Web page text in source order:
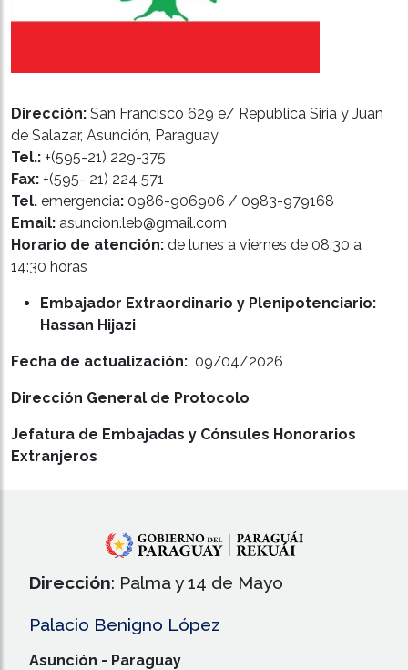
Dirección: San Francisco 629 e/ República Siria y Juan
de Salazar, Asunción, Paraguay
Tel.: +(595-21) 229-375
Fax: +(595- 21) 224 571
Tel. emergencia: 0986-906906 / 0983-979168
Email: asuncion.leb@gmail.com
Horario de atención: de lunes a viernes de 08:30 a
14:30 horas
Embajador Extraordinario y Plenipotenciario:
Hassan Hijazi
Fecha de actualización: 09/04/2026
Dirección General de Protocolo
Jefatura de Embajadas y Cónsules Honorarios
Extranjeros
Dirección: Palma y 14 de Mayo
Palacio Benigno López
Asunción - Paraguay